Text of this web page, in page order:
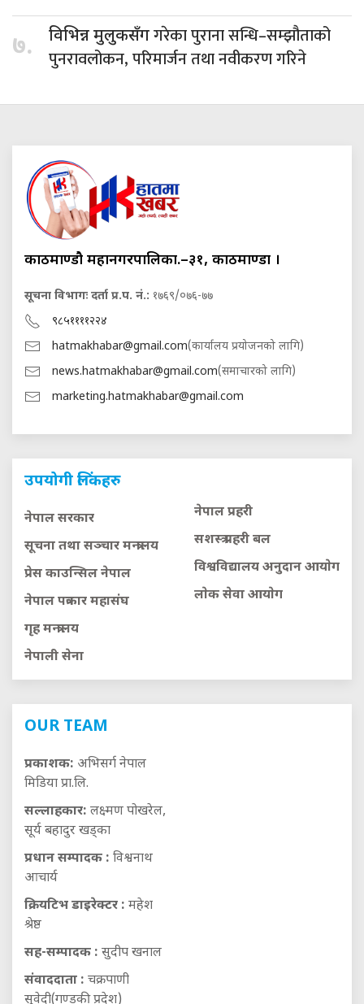
७. विभिन्न मुलुकसँगगरेका पुराना सन्धि–सम्झौताको
पुनरावलोकन, परिमार्जन तथा नवीकरण गरिने
काठमाण्डौ महानगरपालिका.–३१, काठमाण्डौं ।
सूचना विभागः दर्ता प्र.प. नं.: १७६९/०७६-७७
९८५११११२२४
hatmakhabar@gmail.com(कार्यालय प्रयोजनको लागि)
news.hatmakhabar@gmail.com(समाचारको लागि)
marketing.hatmakhabar@gmail.com
उपयोगी लिंकहरु
नेपाल सरकार
सूचना तथा सञ्चार मन्त्रालय
प्रेस काउन्सिल नेपाल
नेपाल पत्रकार महासंघ
गृह मन्त्रालय
नेपाली सेना
नेपाल प्रहरी
सशस्त्र प्रहरी बल
विश्वविद्यालय अनुदान आयाेग
लाेक सेवा आयाेग
OUR TEAM
प्रकाशक: अभिसर्ग नेपाल
मिडिया प्रा.लि.
सल्लाहकार: लक्ष्मण पोखरेल,
सूर्य बहादुर खड्का
प्रधान सम्पादक : विश्वनाथ
आचार्य
क्रियटिभ डाइरेक्टर : महेश
श्रेष्ठ
सह-सम्पादक : सुदीप खनाल
संवाददाता : चक्रपाणी
सुवेदी(गण्डकी प्रदेश)